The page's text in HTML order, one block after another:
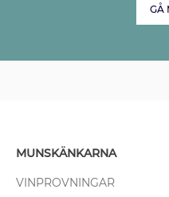
GÅ
MUNSKÄNKARNA
VINPROVNINGAR